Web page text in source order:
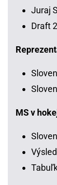
Juraj
Draft
MS v